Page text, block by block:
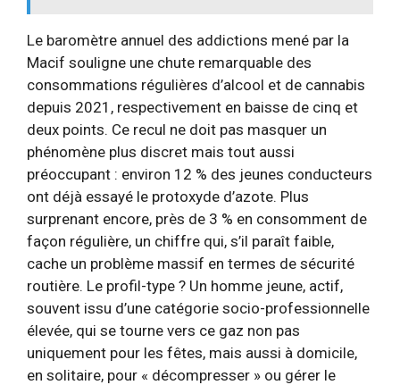
Le baromètre annuel des addictions mené par la
Macif souligne une chute remarquable des
consommations régulières d’alcool et de cannabis
depuis 2021, respectivement en baisse de cinq et
deux points. Ce recul ne doit pas masquer un
phénomène plus discret mais tout aussi
préoccupant : environ 12 % des jeunes conducteurs
ont déjà essayé le protoxyde d’azote. Plus
surprenant encore, près de 3 % en consomment de
façon régulière, un chiffre qui, s’il paraît faible,
cache un problème massif en termes de sécurité
routière. Le profil-type ? Un homme jeune, actif,
souvent issu d’une catégorie socio-professionnelle
élevée, qui se tourne vers ce gaz non pas
uniquement pour les fêtes, mais aussi à domicile,
en solitaire, pour « décompresser » ou gérer le